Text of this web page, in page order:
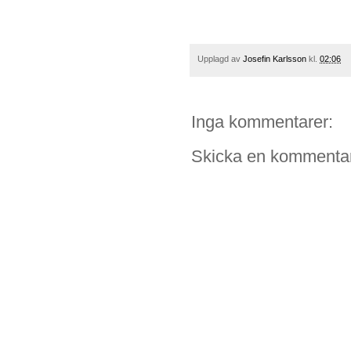
Upplagd av Josefin Karlsson kl. 02:06
Inga kommentarer:
Skicka en